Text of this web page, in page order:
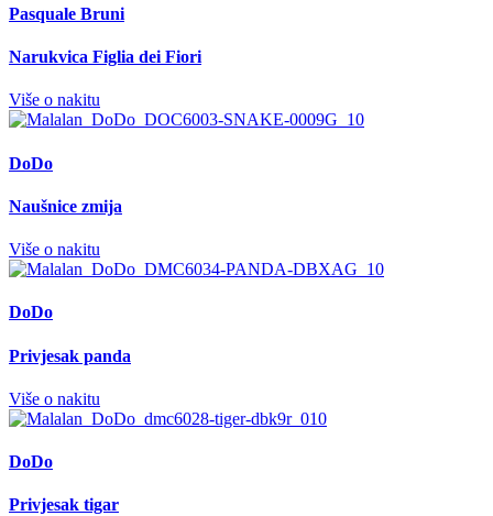
Pasquale Bruni
Narukvica Figlia dei Fiori
Više o nakitu
DoDo
Naušnice zmija
Više o nakitu
DoDo
Privjesak panda
Više o nakitu
DoDo
Privjesak tigar